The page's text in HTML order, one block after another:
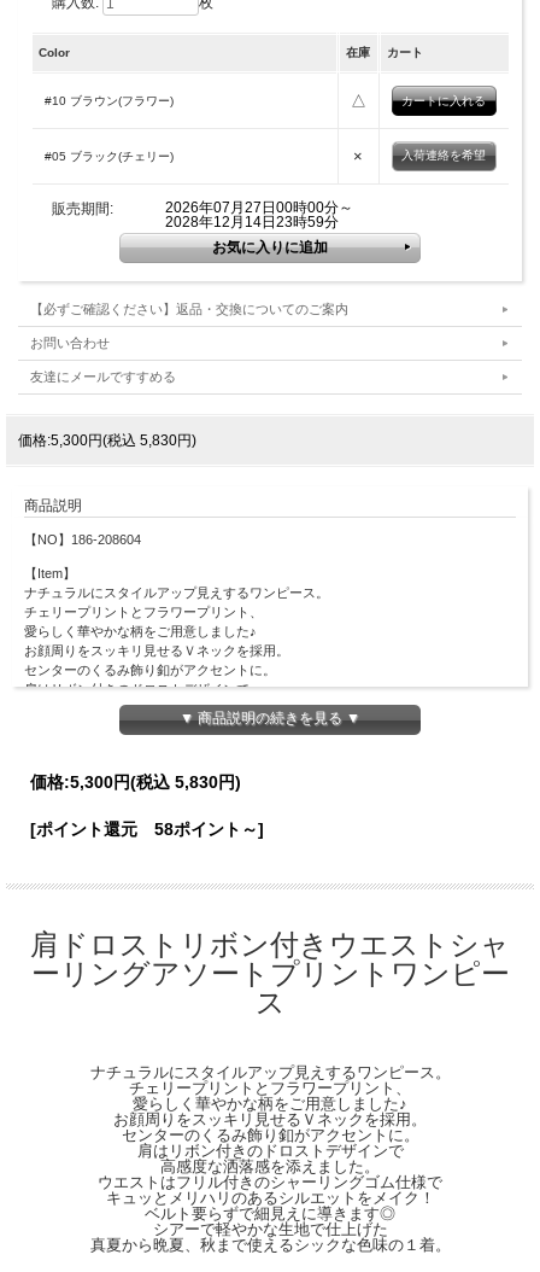
Color 在庫 カート
#10 ブラウン(フラワー) △
#05 ブラック(チェリー) × 入荷連絡を希望
販売期間:
2026年07月27日00時00分～
2028年12月14日23時59分
【必ずご確認ください】返品・交換についてのご案内
お問い合わせ
友達にメールですすめる
価格:5,300円(税込 5,830円)
商品説明
【NO】186-208604
【Item】
ナチュラルにスタイルアップ見えするワンピース。
チェリープリントとフラワープリント、
愛らしく華やかな柄をご用意しました♪
お顔周りをスッキリ見せるＶネックを採用。
センターのくるみ飾り釦がアクセントに。
肩はリボン付きのドロストデザインで
高感度な洒落感を添えました。
ウエストはフリル付きのシャーリングゴム仕様で
シアーで軽やかな生地で仕上げた
※Attention※
表面に細かな糸の動きが見られる場合がございます。
【関連アイテムはこちら】
https://www.tocco-closet.co.jp/SHOP/389182/392003/list.html
【Material】
表地：ポリエステル100％
裏地：ポリエステル100％
身幅：43.5cm
ウエスト周囲：65cm
※ウエストゴム仕様
※ファスナーなし
▼ 商品説明の続きを見る ▼
価格:5,300円(税込 5,830円)
[ポイント還元 58ポイント～]
肩ドロストリボン付きウエストシャ
ーリングアソートプリントワンピー
ス
ナチュラルにスタイルアップ見えするワンピース。
チェリープリントとフラワープリント、
愛らしく華やかな柄をご用意しました♪
お顔周りをスッキリ見せるＶネックを採用。
センターのくるみ飾り釦がアクセントに。
肩はリボン付きのドロストデザインで
高感度な洒落感を添えました。
ウエストはフリル付きのシャーリングゴム仕様で
キュッとメリハリのあるシルエットをメイク！
ベルト要らずで細見えに導きます◎
シアーで軽やかな生地で仕上げた
真夏から晩夏、秋まで使えるシックな色味の１着。